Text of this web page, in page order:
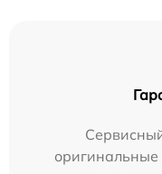
оригинальные